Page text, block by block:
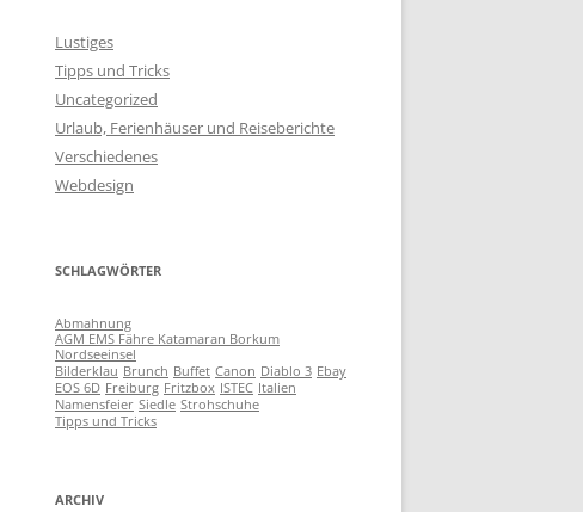
Lustiges
Tipps und Tricks
Uncategorized
Urlaub, Ferienhäuser und Reiseberichte
Verschiedenes
Webdesign
SCHLAGWÖRTER
Abmahnung
AGM EMS Fähre Katamaran Borkum
Nordseeinsel
Bilderklau Brunch Buffet Canon Diablo 3 Ebay
EOS 6D Freiburg Fritzbox ISTEC Italien
Namensfeier Siedle Strohschuhe
Tipps und Tricks
ARCHIV